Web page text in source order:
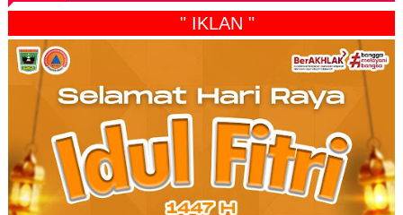
" IKLAN "